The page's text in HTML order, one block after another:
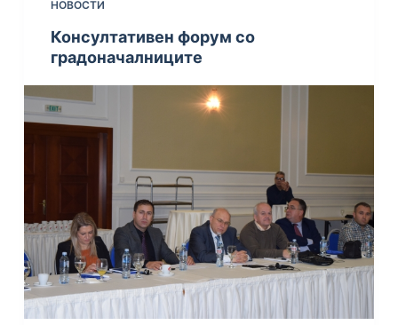
НОВОСТИ
Консултативен форум со
градоначалниците